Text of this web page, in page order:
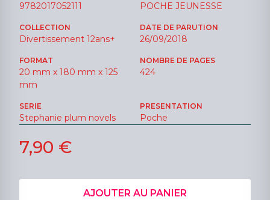
9782017052111 POCHE JEUNESSE
COLLECTION
Divertissement 12ans+
DATE DE PARUTION
26/09/2018
FORMAT
20 mm x 180 mm x 125
mm
NOMBRE DE PAGES
424
SERIE
Stephanie plum novels
PRESENTATION
Poche
7,90 €
AJOUTER AU PANIER